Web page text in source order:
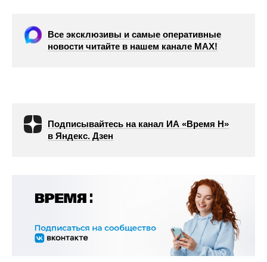
Все эксклюзивы и самые оперативные
новости читайте в нашем канале МАХ!
Подписывайтесь на канал ИА «Время Н»
в Яндекс. Дзен